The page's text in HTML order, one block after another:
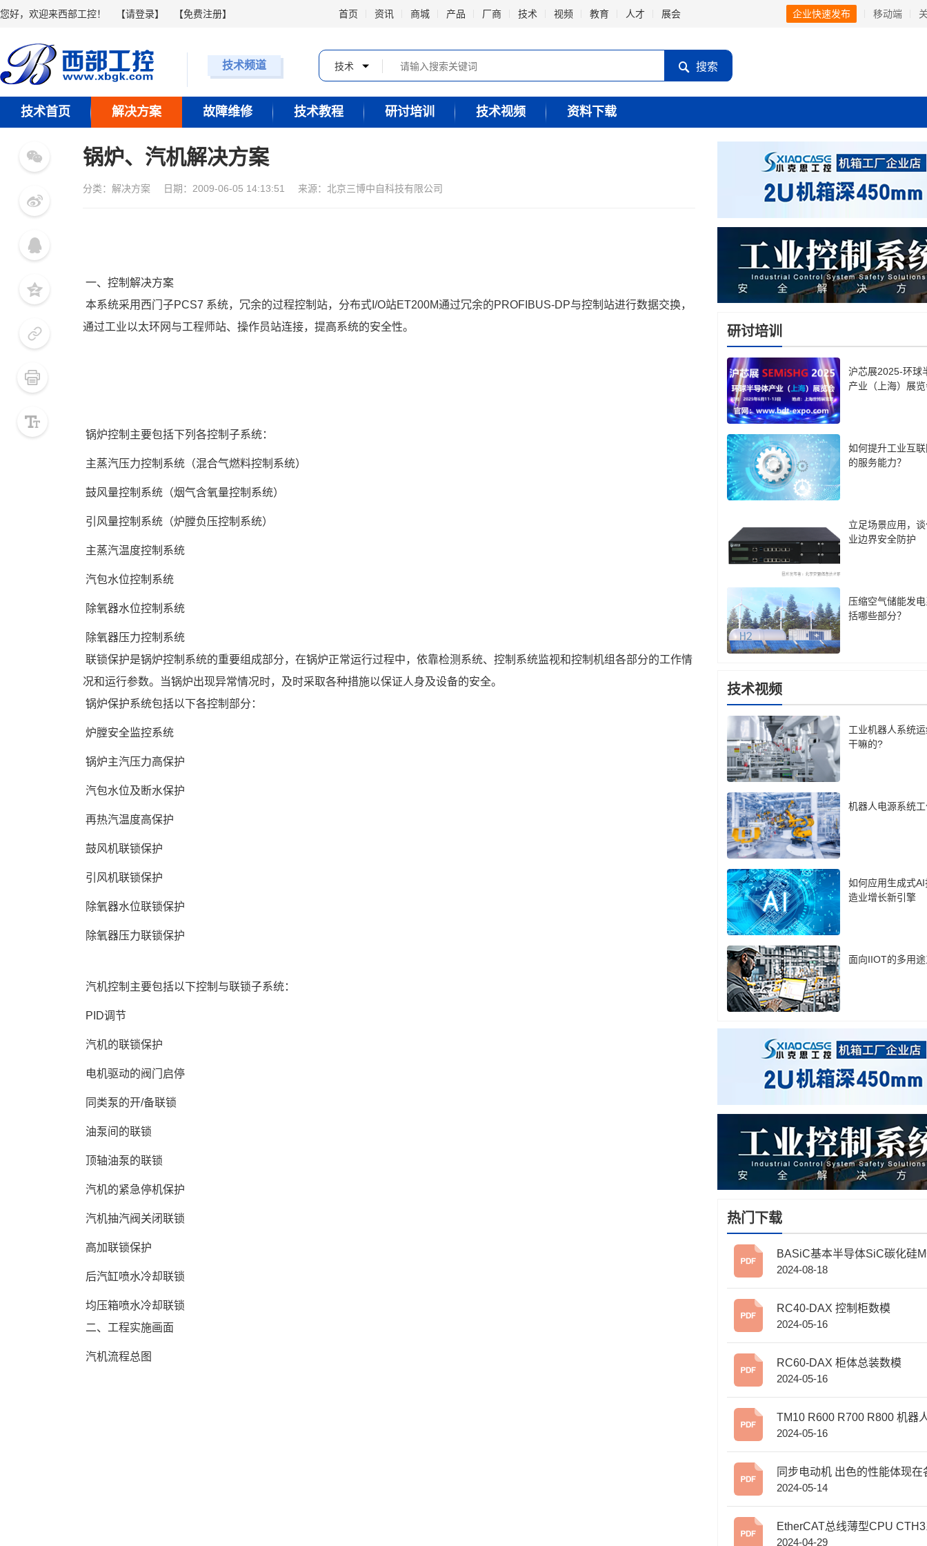
您好，欢迎来西部工控！ 【请登录】 【免费注册】 首页 资讯 商城 产品 厂商 技术 视频 教育 人才 展会 企业快速发布 移动端
技术频道 技术 搜索
技术首页 解决方案 故障维修 技术教程 研讨培训 技术视频 资料下载
大号
锅炉、汽机解决方案
分类： 解决方案 日期：2009-06-05 14:13:51 来源：北京三博中自科技有限公司
一、控制解决方案
通过工业以太环网与工程师站、操作员站连接，提高系统的安全性。
锅炉控制主要包括下列各控制子系统：
主蒸汽压力控制系统（混合气燃料控制系统）
鼓风量控制系统（烟气含氧量控制系统）
引风量控制系统（炉膛负压控制系统）
主蒸汽温度控制系统
汽包水位控制系统
除氧器水位控制系统
除氧器压力控制系统
况和运行参数。当锅炉出现异常情况时，及时采取各种措施以保证人身及设备的安全。
锅炉保护系统包括以下各控制部分：
炉膛安全监控系统
锅炉主汽压力高保护
汽包水位及断水保护
再热汽温度高保护
鼓风机联锁保护
引风机联锁保护
除氧器水位联锁保护
除氧器压力联锁保护
汽机控制主要包括以下控制与联锁子系统：
PID调节
汽机的联锁保护
电机驱动的阀门启停
同类泵的开/备联锁
油泵间的联锁
顶轴油泵的联锁
汽机的紧急停机保护
汽机抽汽阀关闭联锁
高加联锁保护
后汽缸喷水冷却联锁
均压箱喷水冷却联锁
二、工程实施画面
汽机流程总图
研讨培训
沪芯展2025-环球
产业（上海）展
如何提升工业互
的服务能力？
立足场景应用，
业边界安全防护
压缩空气储能发
括哪些部分？
技术视频
工业机器人系统
干嘛的?
机器人电源系统
如何应用生成式
造业增长新引擎
面向IIOT的多用
热门下载
BASiC基本半导体SiC碳化硅
ET在逆变焊机中的应用
2024-08-18
RC40-DAX 控制柜数模
2024-05-16
RC60-DAX 柜体总装数模
2024-05-16
TM10 R600 R700 R800 机器
模
2024-05-16
同步电动机 出色的性能体现在
应用领域
2024-05-14
EtherCAT总线薄型CPU CTH3系列
2024-04-29